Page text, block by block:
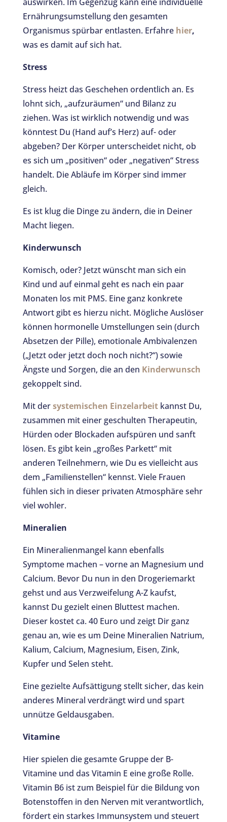
Ernährungsumstellung den gesamten
Organismus spürbar entlasten. Erfahre hier,
was es damit auf sich hat.
Stress
Stress heizt das Geschehen ordentlich an. Es
lohnt sich, „aufzuräumen“ und Bilanz zu
ziehen. Was ist wirklich notwendig und was
könntest Du (Hand auf’s Herz) auf- oder
abgeben? Der Körper unterscheidet nicht, ob
es sich um „positiven“ oder „negativen“ Stress
handelt. Die Abläufe im Körper sind immer
gleich.
Es ist klug die Dinge zu ändern, die in Deiner
Macht liegen.
Kinderwunsch
Komisch, oder? Jetzt wünscht man sich ein
Kind und auf einmal geht es nach ein paar
Monaten los mit PMS. Eine ganz konkrete
Antwort gibt es hierzu nicht. Mögliche Auslöser
können hormonelle Umstellungen sein (durch
Absetzen der Pille), emotionale Ambivalenzen
(„Jetzt oder jetzt doch noch nicht?“) sowie
Ängste und Sorgen, die an den Kinderwunsch
gekoppelt sind.
Mit dersystemischen Einzelarbeitkannst Du,
zusammen mit einer geschulten Therapeutin,
Hürden oder Blockaden aufspüren und sanft
lösen. Es gibt kein „großes Parkett“ mit
anderen Teilnehmern, wie Du es vielleicht aus
dem „Familienstellen“ kennst. Viele Frauen
fühlen sich in dieser privaten Atmosphäre sehr
viel wohler.
Mineralien
Ein Mineralienmangel kann ebenfalls
Symptome machen – vorne an Magnesium und
Calcium. Bevor Du nun in den Drogeriemarkt
gehst und aus Verzweifelung A-Z kaufst,
kannst Du gezielt einen Bluttest machen.
Dieser kostet ca. 40 Euro und zeigt Dir ganz
genau an, wie es um Deine Mineralien Natrium,
Kalium, Calcium, Magnesium, Eisen, Zink,
Kupfer und Selen steht.
Eine gezielte Aufsättigung stellt sicher, das kein
anderes Mineral verdrängt wird und spart
unnütze Geldausgaben.
Vitamine
Hier spielen die gesamte Gruppe der B-
Vitamine und das Vitamin E eine große Rolle.
Vitamin B6 ist zum Beispiel für die Bildung von
Botenstoffen in den Nerven mit verantwortlich,
fördert ein starkes Immunsystem und steuert